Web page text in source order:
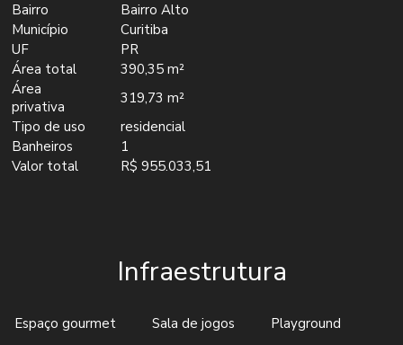
Bairro
Bairro Alto
Município
Curitiba
UF
PR
Área total
390,35 m²
Área
privativa
319,73 m²
Tipo de uso
residencial
Banheiros
1
Valor total
R$ 955.033,51
Infraestrutura
Espaço gourmet Sala de jogos
Playground